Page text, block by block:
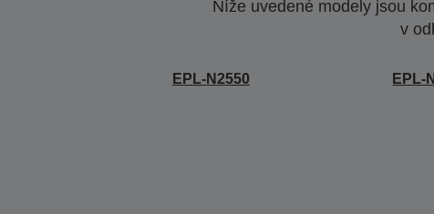
Níže uvedené modely jsou
v
EPL-N2550 EPL-